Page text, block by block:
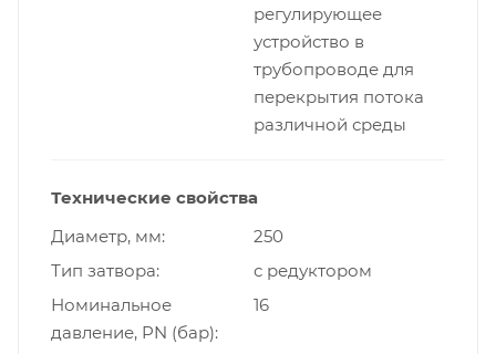
регулирующее
устройство в
трубопроводе для
перекрытия потока
различной среды
Технические свойства
Диаметр, мм
250
Тип затвора
с редуктором
Номинальное
давление, PN (бар)
16